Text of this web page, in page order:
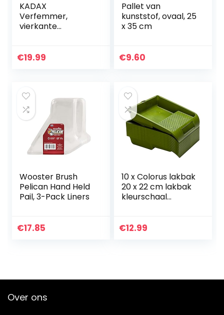
KADAX
Verfemmer,
vierkante
met metalen
renovatie, tuin,
poetsemmer,
rechthoekig, licht
(8 l, 1 stuk, zwart)
€19.99
Pallet van
kunststof, ovaal, 25
x 35 cm
€9.60
Wooster Brush
Pelican Hand Held
Pail, 3-Pack Liners
€17.85
10 x Colorus lakbak
20 x 22 cm lakbak
kleurschaal
€12.99
Over ons